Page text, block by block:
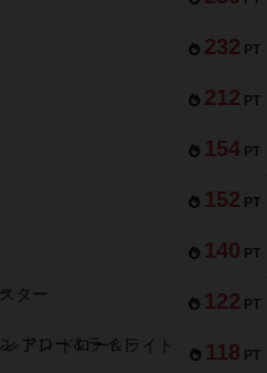
232 PT
212 PT
154 PT
152 PT
140 PT
122 PT
ター
118 PT
アン ドロー＆ライト